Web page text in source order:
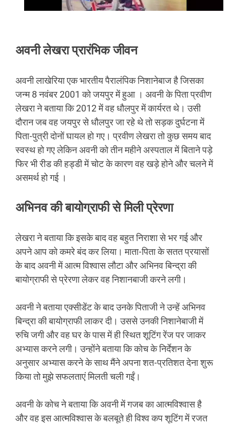
अवनी लेखरा प्रारंभिक जीवन
अवनी लाखेरिया एक भारतीय पैरालंपिक निशानेबाज है जिसका
जन्म 8 नवंबर 2001 को जयपुर में हुआ । अवनी के पिता प्रवीण
लेखरा ने बताया कि 2012 में वह धौलपुर में कार्यरत थे। उसी
दौरान जब वह जयपुर से धौलपुर जा रहे थे तो सड़क दुर्घटना में
पिता-पुत्री दोनों घायल हो गए। प्रवीण लेखरा तो कुछ समय बाद
स्वस्थ हो गए लेकिन अवनी को तीन महीने अस्पताल में बिताने पड़े
फिर भी रीड की हड्डी में चोट के कारण वह खड़े होने और चलने में
असमर्थ हो गई ।
अभिनव की बायोग्राफी से मिली प्रेरणा
लेखरा ने बताया कि इसके बाद वह बहुत निराशा से भर गई और
अपने आप को कमरे बंद कर लिया। माता-पिता के सतत प्रयासों
के बाद अवनी में आत्म विश्वास लौटा और अभिनव बिन्द्रा की
बायोग्राफी से प्रेरणा लेकर वह निशानबाजी करने लगी।
अवनी ने बताया एक्सीडेंट के बाद उनके पिताजी ने उन्हें अभिनव
बिन्द्रा की बायोग्राफी लाकर दी। उससे उनकी निशानेबाजी में
रुचि जगी और वह घर के पास में ही स्थित शूटिंग रेंज पर जाकर
अभ्यास करने लगी। उन्होंने बताया कि कोच के निर्देशन के
अनुसार अभ्यास करने के साथ मैंने अपना शत-प्रतिशत देना शुरू
किया तो मुझे सफलताएं मिलती चली गईं।
अवनी के कोच ने बताया कि अवनी में गजब का आत्मविश्वास है
और वह इस आत्मविश्वास के बलबूते ही विश्व कप शूटिंग में रजत